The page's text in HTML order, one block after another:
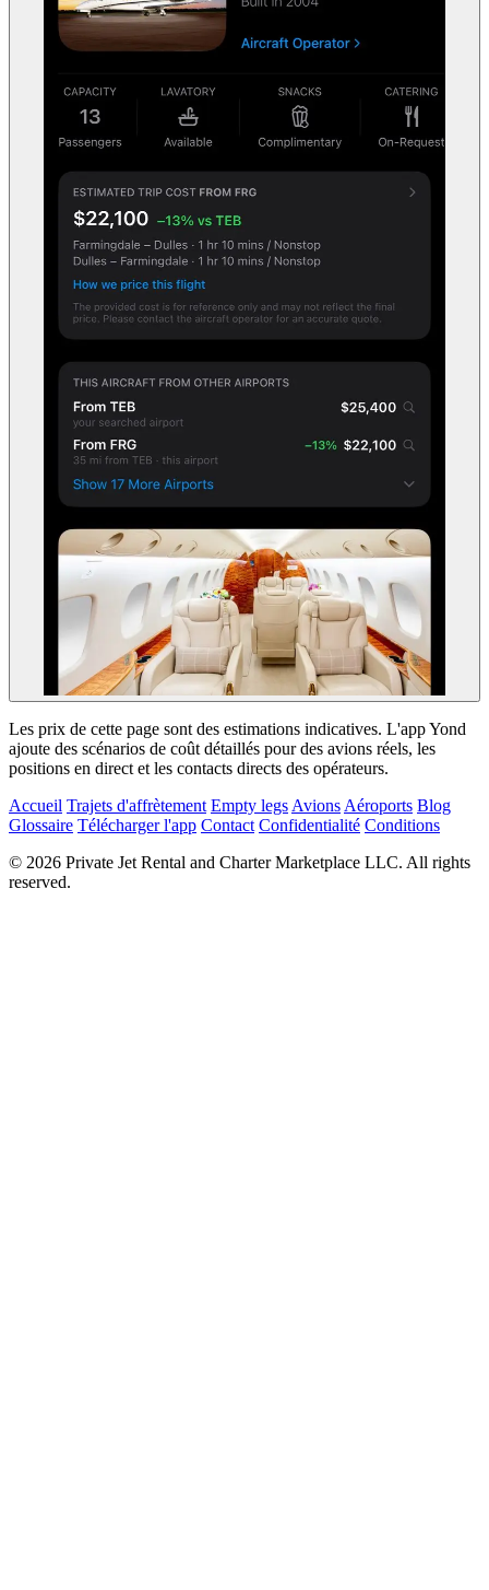
Les prix de cette page sont des estimations indicatives. L'app Yond
ajoute des scénarios de coût détaillés pour des avions réels, les
positions en direct et les contacts directs des opérateurs.
Accueil Trajets d'affrètement Empty legs Avions Aéroports Blog
Glossaire Télécharger l'app Contact Confidentialité Conditions
© 2026 Private Jet Rental and Charter Marketplace LLC. All rights
reserved.